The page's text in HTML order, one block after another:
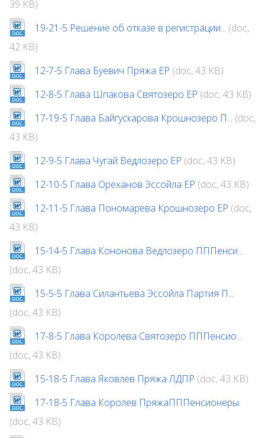
39 KB)
19-21-5 Решение об отказе в регистрации... (doc,
42 KB)
12-7-5 Глава Буевич Пряжа ЕР (doc, 43 KB)
12-8-5 Глава Шпакова Святозеро ЕР (doc, 43 KB)
17-19-5 Глава Байгускарова Крошнозеро П... (doc,
43 KB)
12-9-5 Глава Чугай Ведлозеро ЕР (doc, 43 KB)
12-10-5 Глава Ореханов Эссойла ЕР (doc, 43 KB)
12-11-5 Глава Пономарева Крошнозеро ЕР (doc,
43 KB)
15-14-5 Глава Кононова Ведлозеро ПППенси...
(doc, 43 KB)
15-5-5 Глава Силантьева Эссойла Партия П...
(doc, 43 KB)
17-8-5 Глава Королева Святозеро ПППенсио...
(doc, 43 KB)
15-18-5 Глава Яковлев Пряжа ЛДПР (doc, 43 KB)
17-18-5 Глава Королев ПряжаПППенсионеры
(doc, 43 KB)